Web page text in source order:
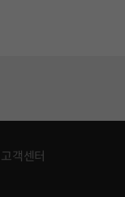
고객센터